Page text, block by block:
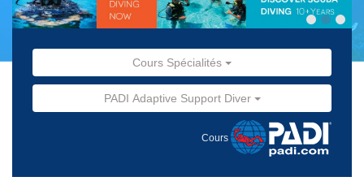
Cours Spécialités
PADI Adaptive Support Diver
Cours